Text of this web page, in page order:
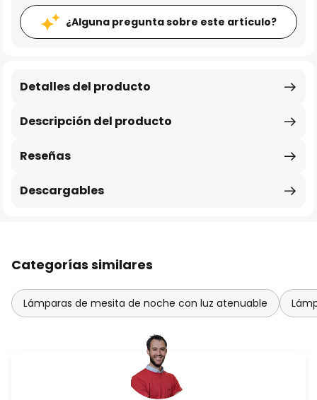
¿Alguna pregunta sobre este artículo?
Descripción del producto
Detalles del producto
Reseñas
Descargables
Categorías similares
Lámparas de mesita de noche con luz atenuable